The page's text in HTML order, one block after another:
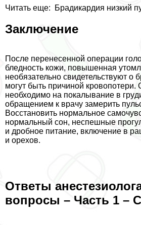
Читать еще:
Брадикардия низкий
Заключение
После перенесенной операции
бледность кожи, повышенная
необязательно свидетельствуют о
могут быть причиной кровопотери.
необходимо на покалывание в
обращением к врачу замерить
Восстановить нормальное
нормальный сон, неспешные
и дробное питание, включение в
и орехов.
Ответы
вопросы – Часть 1 –